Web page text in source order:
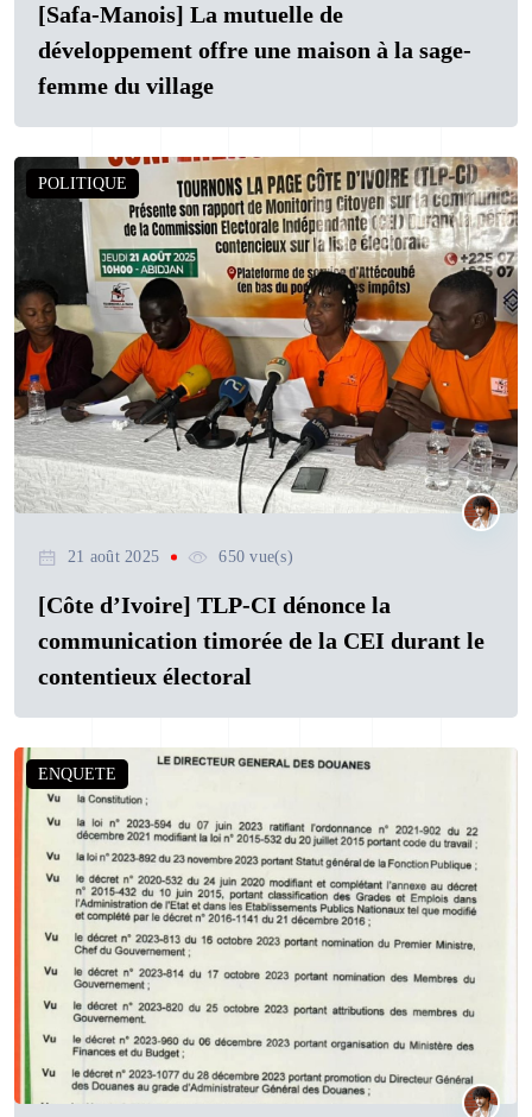
[Safa-Manois] La mutuelle de
développement offre une maison à la sage-
femme du village
POLITIQUE
21 août 2025 650 vue(s)
[Côte d’Ivoire] TLP-CI dénonce la
communication timorée de la CEI durant le
contentieux électoral
ENQUETE